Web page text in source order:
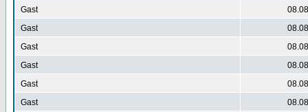
Gast
Gast
Gast
Gast
Gast
Gast